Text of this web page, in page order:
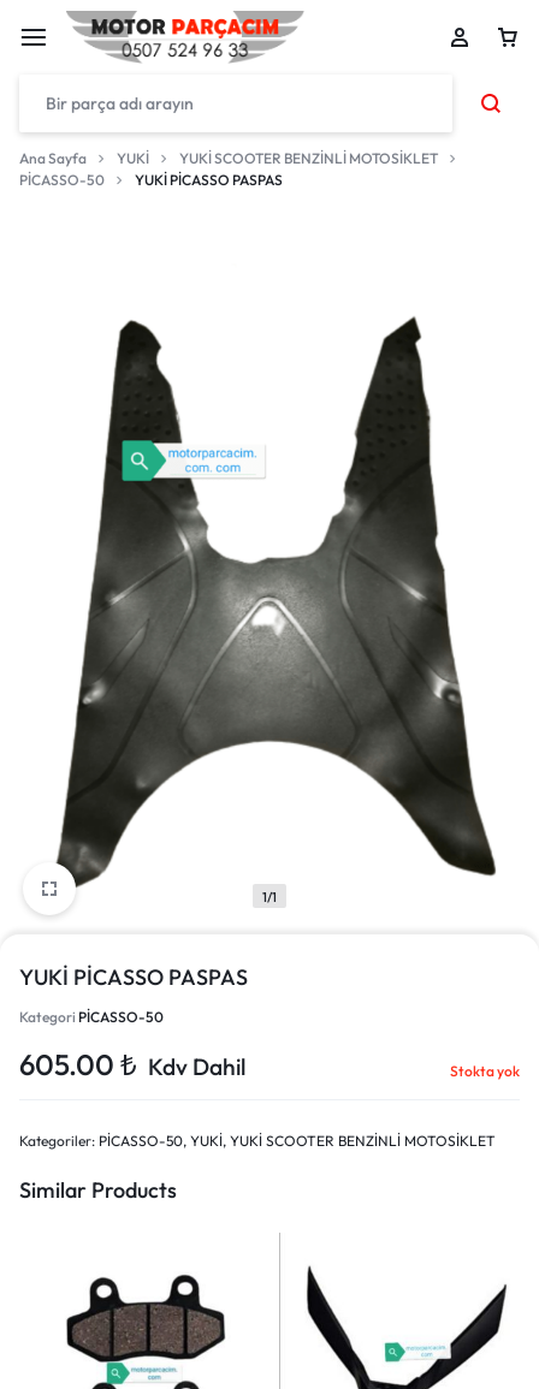
Ana Sayfa YUKİ
YUKİ SCOOTER BENZİNLİ MOTOSİKLET
PİCASSO-50
YUKİ PİCASSO PASPAS
1/1
YUKİ PİCASSO PASPAS
Kategori PİCASSO-50
605.00 ₺ Kdv Dahil Stokta yok
Kategoriler: PİCASSO-50, YUKİ, YUKİ SCOOTER BENZİNLİ MOTOSİKLET
Similar Products